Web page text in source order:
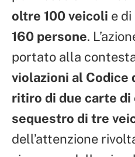
oltre 100 veicoli e di
160 persone.
portato alla
violazioni al Codice
ritiro di due carte di
sequestro di tre
dell’attenzione